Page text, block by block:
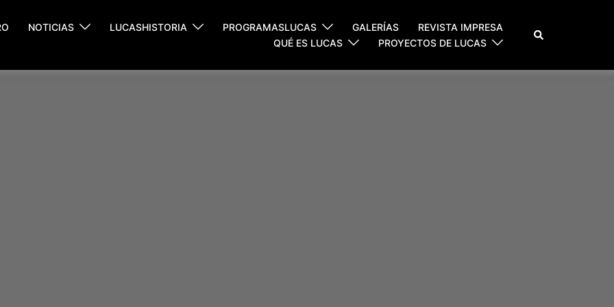
NOTICIAS LUCASHISTORIA PROGRAMASLUCAS GALERÍAS
REVISTA IMPRESA
QUÉ ES LUCAS
PROYECTOS DE LUCAS
Buscar